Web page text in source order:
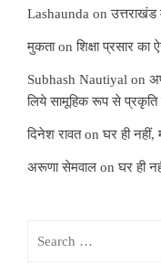
Lashaunda onउत्तराखंड
मुकताonशिक्षा प्रसार
Subhash Nautiyal on
लिये सामूहिक रूप से प्रकृति
दिनेश रावतonघर ही नहीं,
अरूणा सेमवाल onघर ही